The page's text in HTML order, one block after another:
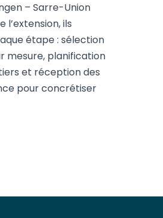
– Sarre-Union
ils
étape : sélection
mesure, planification
et réception des
pour concrétiser